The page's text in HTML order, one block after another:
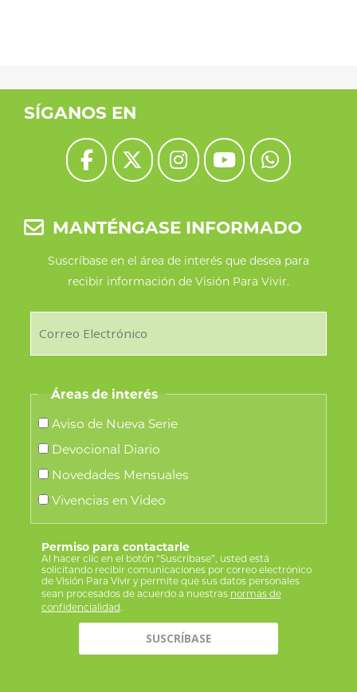
SÍGANOS EN
MANTÉNGASE INFORMADO
Suscríbase en el área de interés que desea para
recibir información de Visión Para Vivir.
Áreas de interés
Aviso de Nueva Serie
Devocional Diario
Novedades Mensuales
Vivencias en Video
Permiso para contactarle
Al hacer clic en el botón “Suscríbase”, usted está
solicitando recibir comunicaciones por correo electrónico
de Visión Para Vivir y permite que sus datos personales
sean procesados de acuerdo a nuestras normas de
confidencialidad.